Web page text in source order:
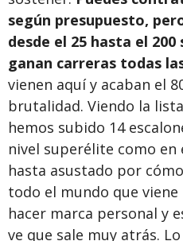
según presupuesto,
desde el 25 hasta el
ganan carreras todas
vienen aquí y acaban el
brutalidad. Viendo la
hemos subido 14
nivel superélite como en
hasta asustado por
todo el mundo que
hacer marca personal y
ve que sale muy atrás.